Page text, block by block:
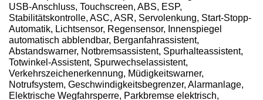
USB-Anschluss, Touchscreen, ABS, ESP,
Stabilitätskontrolle, ASC, ASR, Servolenkung, Start-Stopp-
Automatik, Lichtsensor, Regensensor, Innenspiegel
automatisch abblendbar, Berganfahrassistent,
Abstandswarner, Notbremsassistent, Spurhalteassistent,
Totwinkel-Assistent, Spurwechselassistent,
Verkehrszeichenerkennung, Müdigkeitswarner,
Notrufsystem, Geschwindigkeitsbegrenzer, Alarmanlage,
Elektrische Wegfahrsperre, Parkbremse elektrisch,